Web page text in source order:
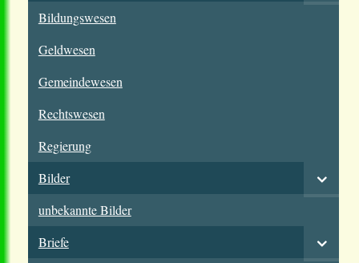
Bildungswesen
Geldwesen
Gemeindewesen
Rechtswesen
Regierung
Bilder
unbekannte Bilder
Briefe